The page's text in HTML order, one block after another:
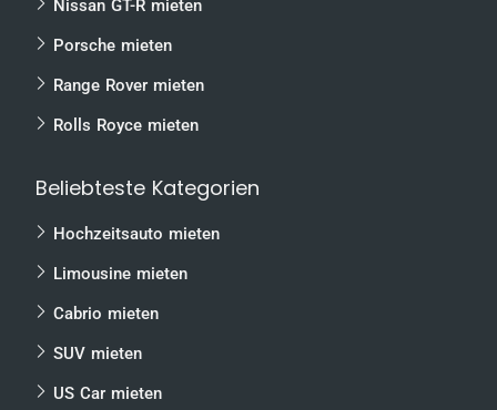
Nissan GT-R mieten
Porsche mieten
Range Rover mieten
Rolls Royce mieten
Beliebteste Kategorien
Hochzeitsauto mieten
Limousine mieten
Cabrio mieten
SUV mieten
US Car mieten